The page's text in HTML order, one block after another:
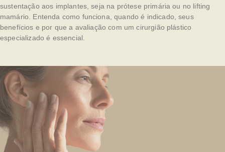
sustentação aos implantes, seja na prótese primária ou no lifting
mamário. Entenda como funciona, quando é indicado, seus
benefícios e por que a avaliação com um cirurgião plástico
especializado é essencial.